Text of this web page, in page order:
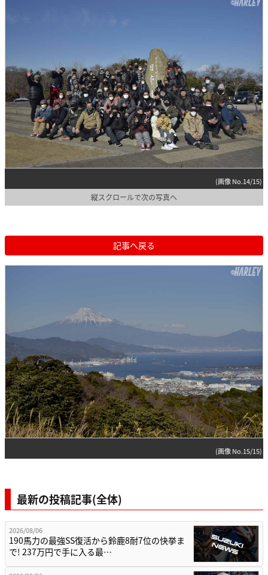
(画像 No.14/15)
縦スクロールで次の写真へ
記事へ戻る
(画像 No.15/15)
最新の投稿記事(全体)
2026/08/06
190馬力の最強SS復活から鈴鹿8耐7位の快挙ま
で! 237万円で手に入る最…